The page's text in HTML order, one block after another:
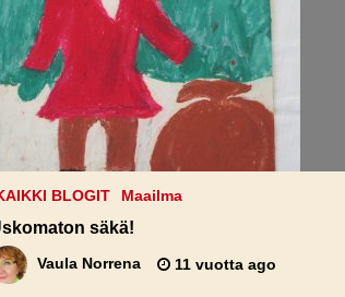
BLOGIT Maailma
säkä!
Vaula Norrena 11 vuotta ago